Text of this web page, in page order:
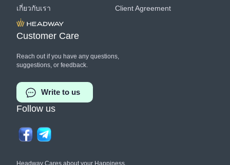
เกี่ยวกับเรา
Client Agreement
Customer Care
Reach out if you have any questions,
suggestions, or feedback.
Write to us
Follow us
Headway Cares about your Happiness.